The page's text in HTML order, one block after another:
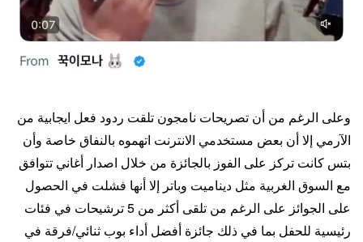
وعلى الرغم من أن تصريحات نامجون تلقت ردود فعل ايجابية من
الآرمي إلا أن بعض مستخدمي الانترنت اتهموه بالنفاق خاصة وأن
بتس كانت تركز على الفوز بالجائزة من خلال اصدار أغاني تتوافق
مع السوق الغربية مثل ديناميت وباتر إلا أنها فشلت في الحصول
على الجوائز على الرغم من تلقى أكثر من 5 ترشيحات في فئات
رئيسية للحفل بما في ذلك جائزة أفضل أداء بوب ثنائي/فرقة في